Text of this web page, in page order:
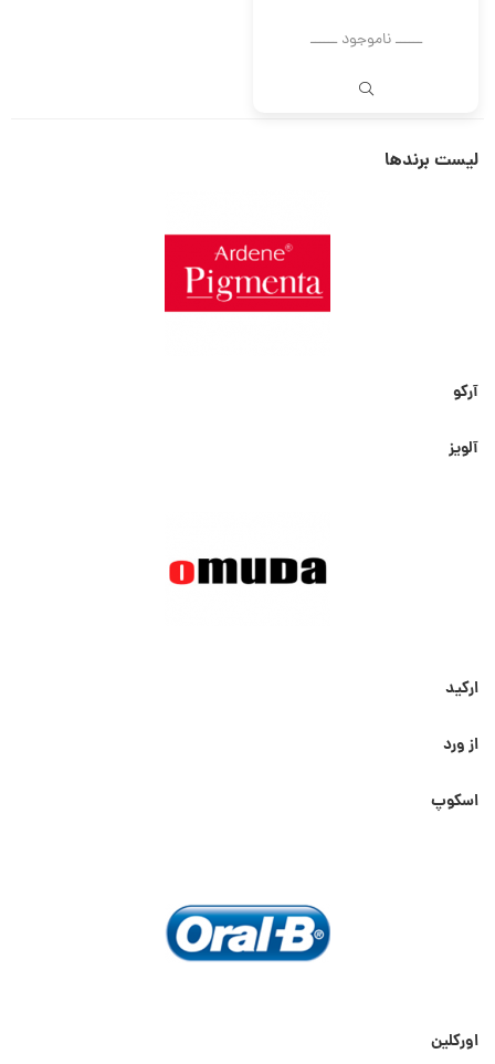
ــــــ ناموجود ــــــ
لیست برندها
آرکو
آلویز
ارکید
از ورد
اسکوپ
اورکلین